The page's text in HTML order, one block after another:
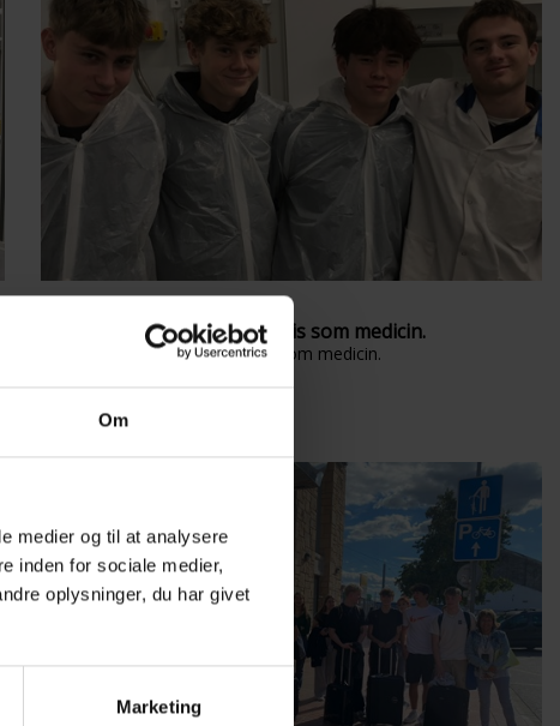
Om
medier og til at analysere
inden for sociale medier,
oplysninger, du har givet
Marketing
Temadag for 2.x om cannabis som medicin.
Temadag for 2.x om cannabis som medicin.